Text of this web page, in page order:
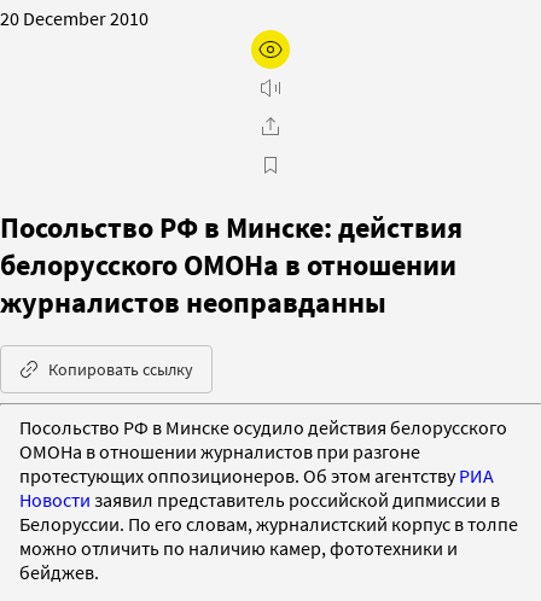
20 December 2010
Посольство РФ в Минске: действия
белорусского ОМОНа в отношении
журналистов неоправданны
Копировать ссылку
Посольство РФ в Минске осудило действия белорусского
ОМОНа в отношении журналистов при разгоне
протестующих оппозиционеров. Об этом агентствуРИА
Новости заявил представитель российской дипмиссии в
Белоруссии. По его словам, журналистский корпус в толпе
можно отличить по наличию камер, фототехники и
бейджев.